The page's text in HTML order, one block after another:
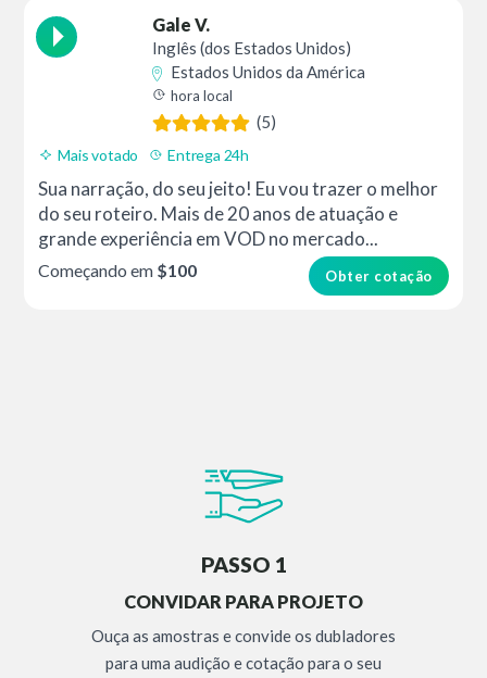
Gale V.
Inglês (dos Estados Unidos)
Estados Unidos da América
hora local
(5)
Mais votado Entrega 24h
Sua narração, do seu jeito! Eu vou trazer o melhor
do seu roteiro. Mais de 20 anos de atuação e
grande experiência em VOD no mercado...
Obter cotação
Começando em $100
PASSO 1
CONVIDAR PARA PROJETO
Ouça as amostras e convide os dubladores
para uma audição e cotação para o seu